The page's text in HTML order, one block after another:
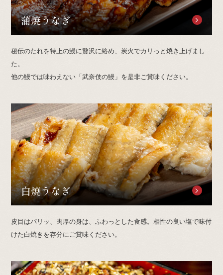
蒲焼うなぎ
秘伝のたれを特上の鰻に贅沢に絡め、炭火でカリっと焼き上げまし
た。
他の鰻では味わえない「武奈伎の鰻」を是非ご賞味ください。
白焼うなぎ
皮目はパリッ、肉厚の身は、ふわっとした食感。相性の良い塩で味付
けた白焼きを存分にご賞味ください。